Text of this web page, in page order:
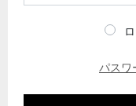
パスワ